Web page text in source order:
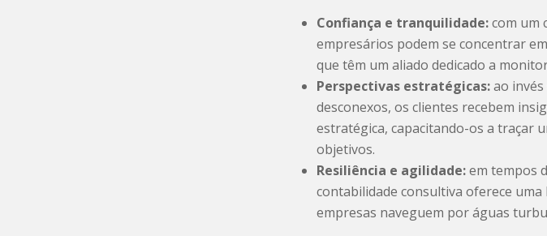
Confiança e tranquilidade:com um
empresários podem se concentrar
que têm um aliado dedicado a
Perspectivas estratégicas:ao
desconexos, os clientes recebem
estratégica, capacitando-os a traçar
objetivos.
Resiliência e agilidade:em tempos
contabilidade consultiva oferece
empresas naveguem por águas